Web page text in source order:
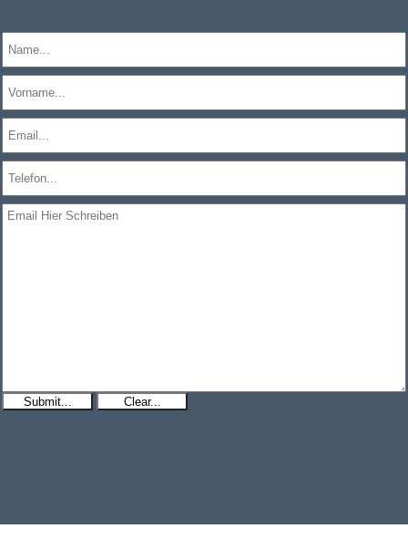
Submit... Clear...